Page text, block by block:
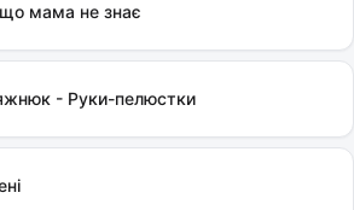
мама не знає
- Руки-пелюстки